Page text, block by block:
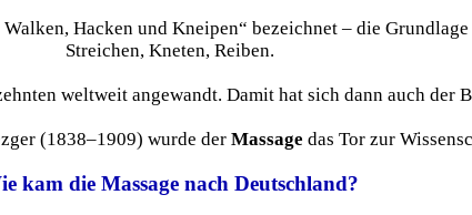
Hacken und Kneipen“ bezeichnet – die
Streichen, Kneten, Reiben.
weltweit angewandt. Damit hat sich dann auch der
(1838–1909) wurde der Massage das Tor zur
kam die Massage nach Deutschland?